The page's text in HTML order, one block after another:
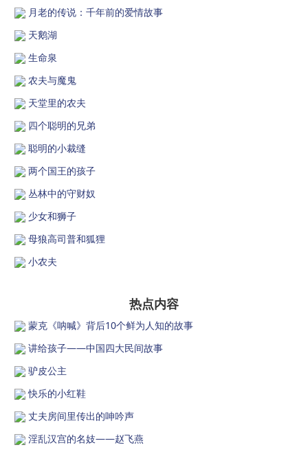
月老的传说：千年前的爱情故事
天鹅湖
生命泉
农夫与魔鬼
天堂里的农夫
四个聪明的兄弟
聪明的小裁缝
两个国王的孩子
丛林中的守财奴
少女和狮子
母狼高司普和狐狸
小农夫
热点内容
蒙克《呐喊》背后10个鲜为人知的故事
讲给孩子——中国四大民间故事
驴皮公主
快乐的小红鞋
丈夫房间里传出的呻吟声
淫乱汉宫的名妓——赵飞燕